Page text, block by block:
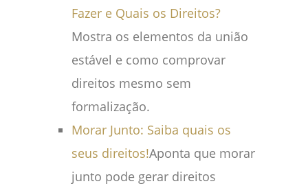
Fazer e Quais os Direitos?
Mostra os elementos da união
estável e como comprovar
direitos mesmo sem
formalização.
Morar Junto: Saiba quais os
seus direitos!Aponta que morar
junto pode gerar direitos